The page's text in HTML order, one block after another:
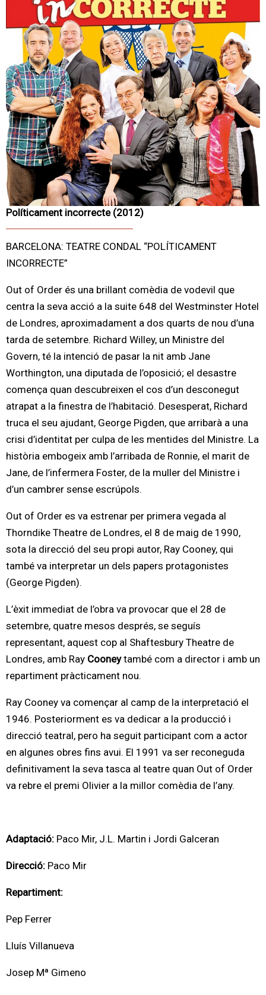
Políticament incorrecte (2012)
BARCELONA: TEATRE CONDAL “POLÍTICAMENT
INCORRECTE”
Out of Order és una brillant comèdia de vodevil que
centra la seva acció a la suite 648 del Westminster Hotel
de Londres, aproximadament a dos quarts de nou d’una
tarda de setembre. Richard Willey, un Ministre del
Govern, té la intenció de pasar la nit amb Jane
Worthington, una diputada de l’oposició; el desastre
comença quan descubreixen el cos d’un desconegut
atrapat a la finestra de l’habitació. Desesperat, Richard
truca el seu ajudant, George Pigden, que arribarà a una
crisi d’identitat per culpa de les mentides del Ministre. La
història embogeix amb l’arribada de Ronnie, el marit de
Jane, de l’infermera Foster, de la muller del Ministre i
d’un cambrer sense escrúpols.
Out of Order es va estrenar per primera vegada al
Thorndike Theatre de Londres, el 8 de maig de 1990,
sota la direcció del seu propi autor, Ray Cooney, qui
també va interpretar un dels papers protagonistes
(George Pigden).
L’èxit immediat de l’obra va provocar que el 28 de
setembre, quatre mesos després, se seguís
representant, aquest cop al Shaftesbury Theatre de
Londres, amb Ray Cooneytambé com a director i amb un
repartiment pràcticament nou.
Ray Cooney va començar al camp de la interpretació el
1946. Posteriorment es va dedicar a la producció i
direcció teatral, pero ha seguit participant com a actor
en algunes obres fins avui. El 1991 va ser reconeguda
definitivament la seva tasca al teatre quan Out of Order
va rebre el premi Olivier a la millor comèdia de l’any.
Adaptació: Paco Mir, J.L. Martin i Jordi Galceran
Direcció: Paco Mir
Repartiment:
Pep Ferrer
Lluís Villanueva
Josep Mª Gimeno